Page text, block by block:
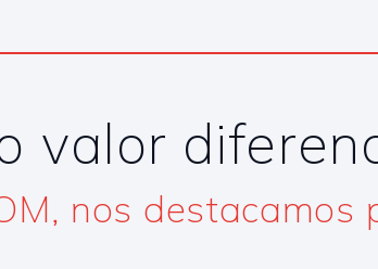
valor
nos destacamos